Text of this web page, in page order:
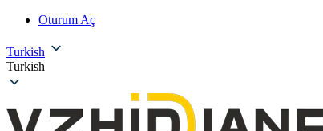
Oturum Aç
Turkish
Turkish